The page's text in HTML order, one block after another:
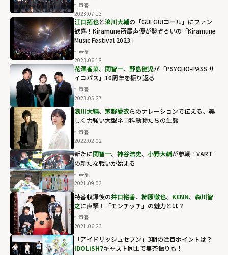
声優
2023.07.13
江口拓也と浪川大輔の「GUI GUIコール」にファン
歓喜！Kiramune所属声優が勢ぞろいの「Kiramune
Music Festival 2023」
声優
2023.06.18
花澤香菜、 関智一、 野島健児が「PSYCHO-PASS サ
イコパス」10周年を振り返る
声優
2023.05.27
浪川大輔、 茅野愛衣らのナレーションで伝える、美
しく力強い大型ネコ科動物たちの生態
声優
2022.02.02
新たに関智一、 神谷浩史、 小野大輔が参戦！VART
の新たな戦いが始まる
声優
2021.09.03
特番収録後の井口裕香、 柿原徹也、 KENN、 森川智
之に直撃！「モンチッチ」の魅力とは？
声優
2021.06.23
「アイドリッシュセブン」3期の注目ポイントは？
IDOLiSH7キャスト同士で無茶振りも！